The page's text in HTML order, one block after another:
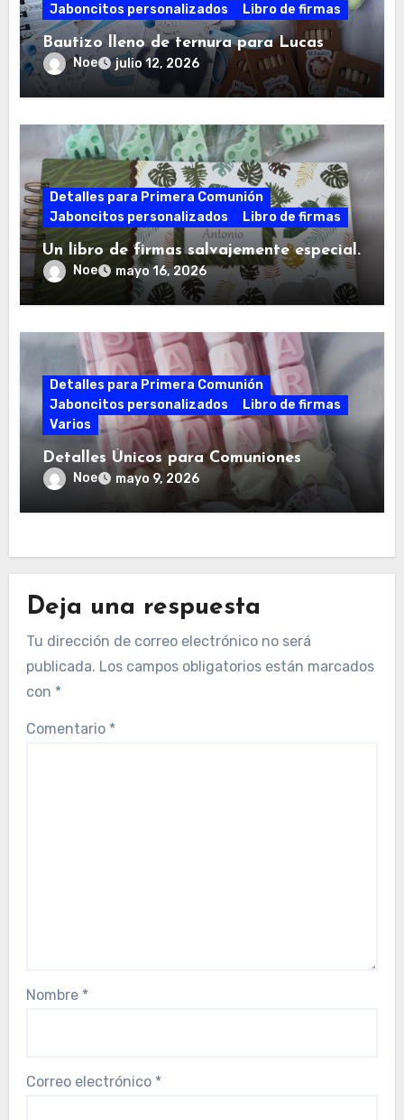
Jaboncitos personalizados
Libro de firmas
Bautizo lleno de ternura para Lucas
Noe julio 12, 2026
Detalles para Primera Comunión
Jaboncitos personalizados
Libro de firmas
Un libro de firmas salvajemente especial.
Noe mayo 16, 2026
Detalles para Primera Comunión
Jaboncitos personalizados
Libro de firmas
Varios
Detalles Únicos para Comuniones
Noe mayo 9, 2026
Deja una respuesta
Tu dirección de correo electrónico no será
publicada. Los campos obligatorios están marcados
con *
Comentario *
Nombre *
Correo electrónico *